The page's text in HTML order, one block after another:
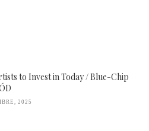
to Invest in Today / Blue-Chip
2025